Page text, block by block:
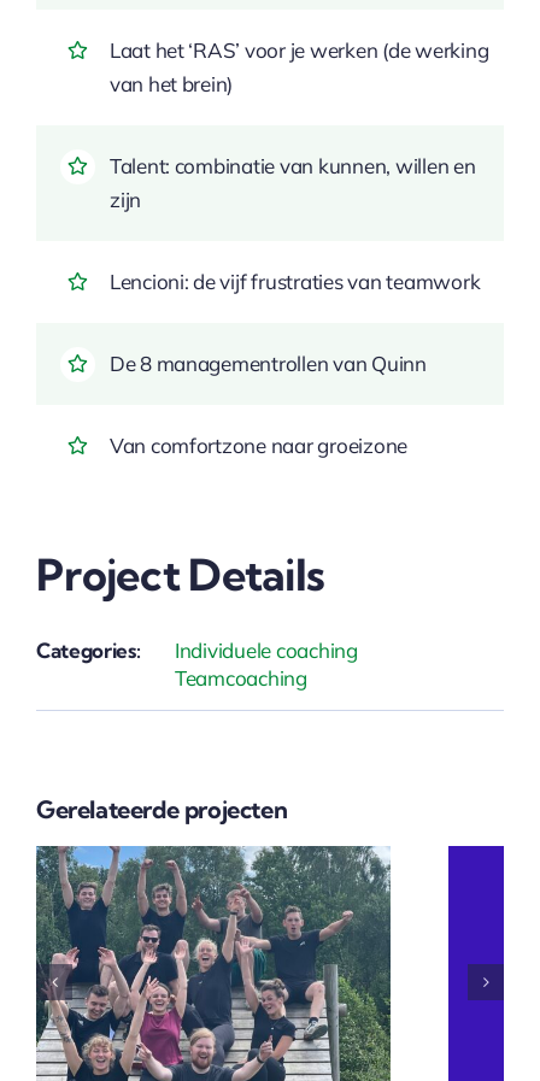
Laat het ‘RAS’ voor je werken (de werking
van het brein)
Talent: combinatie van kunnen, willen en
zijn
Lencioni: de vijf frustraties van teamwork
De 8 managementrollen van Quinn
Van comfortzone naar groeizone
Project Details
Categories:
Individuele coaching
Teamcoaching
Gerelateerde projecten
Voys